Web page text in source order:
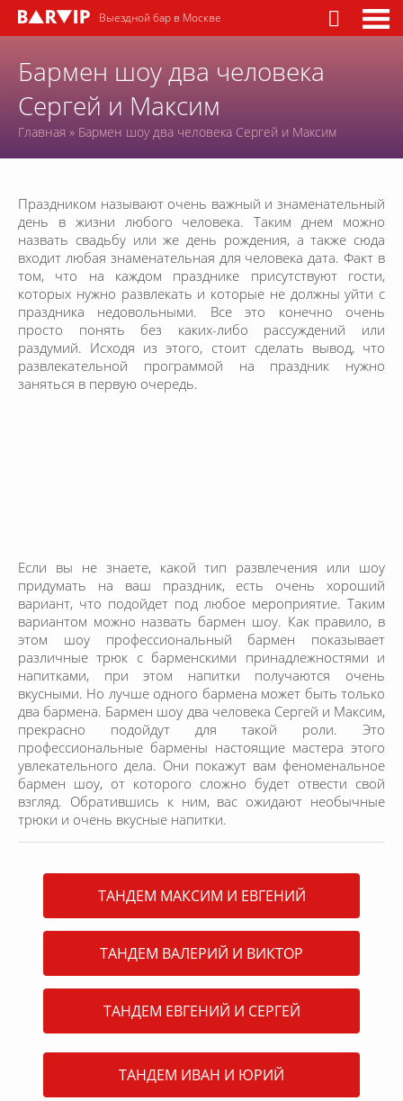
Выездной бар в Москве
Бармен шоу два человека
Сергей и Максим
Главная » Бармен шоу два человека Сергей и Максим
Праздником называют очень важный и знаменательный
день в жизни любого человека. Таким днем можно
назвать свадьбу или же день рождения, а также сюда
входит любая знаменательная для человека дата. Факт в
том, что на каждом празднике присутствуют гости,
которых нужно развлекать и которые не должны уйти с
праздника недовольными. Все это конечно очень
просто понять без каких-либо рассуждений или
раздумий. Исходя из этого, стоит сделать вывод, что
развлекательной программой на праздник нужно
заняться в первую очередь.
Если вы не знаете, какой тип развлечения или шоу
придумать на ваш праздник, есть очень хороший
вариант, что подойдет под любое мероприятие. Таким
вариантом можно назвать бармен шоу. Как правило, в
этом шоу профессиональный бармен показывает
различные трюк с барменскими принадлежностями и
напитками, при этом напитки получаются очень
вкусными. Но лучше одного бармена может быть только
два бармена. Бармен шоу два человека Сергей и Максим,
прекрасно подойдут для такой роли. Это
профессиональные бармены настоящие мастера этого
увлекательного дела. Они покажут вам феноменальное
бармен шоу, от которого сложно будет отвести свой
взгляд. Обратившись к ним, вас ожидают необычные
трюки и очень вкусные напитки.
ТАНДЕМ МАКСИМ И ЕВГЕНИЙ
ТАНДЕМ ВАЛЕРИЙ И ВИКТОР
ТАНДЕМ ЕВГЕНИЙ И СЕРГЕЙ
ТАНДЕМ ИВАН И ЮРИЙ